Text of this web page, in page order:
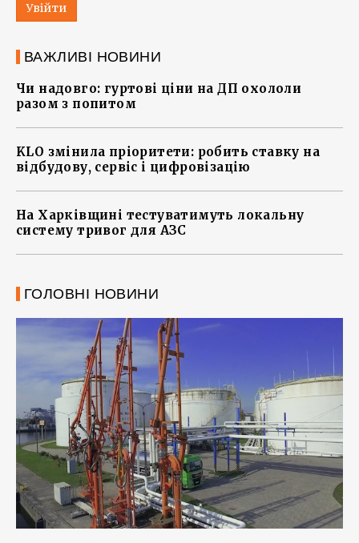
Увійти
ВАЖЛИВІ НОВИНИ
Чи надовго: гуртові ціни на ДП охололи
разом з попитом
KLO змінила пріоритети: робить ставку на
відбудову, сервіс і цифровізацію
На Харківщині тестуватимуть локальну
систему тривог для АЗС
ГОЛОВНІ НОВИНИ